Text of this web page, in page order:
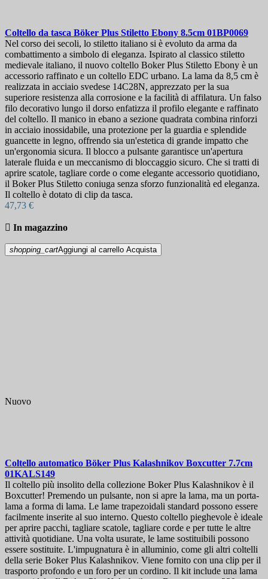
Coltello da tasca Böker Plus Stiletto Ebony 8.5cm 01BP0069
Nel corso dei secoli, lo stiletto italiano si è evoluto da arma da
combattimento a simbolo di eleganza. Ispirato al classico stiletto
medievale italiano, il nuovo coltello Boker Plus Stiletto Ebony è un
accessorio raffinato e un coltello EDC urbano. La lama da 8,5 cm è
realizzata in acciaio svedese 14C28N, apprezzato per la sua
superiore resistenza alla corrosione e la facilità di affilatura. Un falso
filo decorativo lungo il dorso enfatizza il profilo elegante e raffinato
del coltello. Il manico in ebano a sezione quadrata combina rinforzi
in acciaio inossidabile, una protezione per la guardia e splendide
guancette in legno, offrendo sia un'estetica di grande impatto che
un'ergonomia sicura. Il blocco a pulsante garantisce un'apertura
laterale fluida e un meccanismo di bloccaggio sicuro. Che si tratti di
aprire scatole, tagliare corde o come elegante accessorio quotidiano,
il Boker Plus Stiletto coniuga senza sforzo funzionalità ed eleganza.
Il coltello è dotato di clip da tasca.
47,73 €
 In magazzino
shopping_cartAggiungi al carrello Acquista
Nuovo
Coltello automatico Böker Plus Kalashnikov Boxcutter 7.7cm
01KALS149
Il coltello più insolito della collezione Boker Plus Kalashnikov è il
Boxcutter! Premendo un pulsante, non si apre la lama, ma un porta-
lama a forma di lama. Le lame trapezoidali standard possono essere
facilmente inserite al suo interno. Questo coltello pieghevole è ideale
per aprire pacchi, tagliare scatole, tagliare corde e per tutte le altre
attività quotidiane. Una volta usurate, le lame sostituibili possono
essere sostituite. L'impugnatura è in alluminio, come gli altri coltelli
della serie Boker Plus Kalashnikov. Viene fornito con una clip per il
trasporto profondo e un foro per un cordino. Il kit include una lama